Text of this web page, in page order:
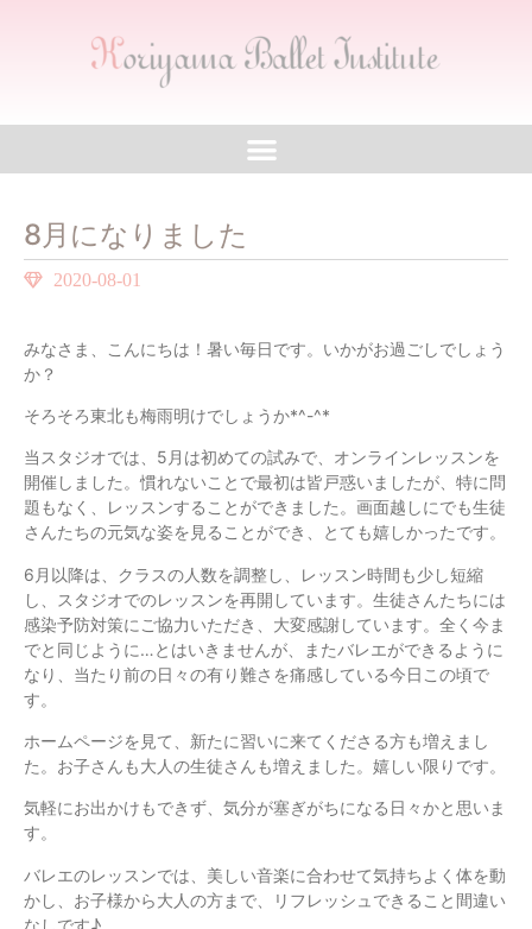
8月になりました
2020-08-01
みなさま、こんにちは！暑い毎日です。いかがお過ごしでしょう
か？
そろそろ東北も梅雨明けでしょうか*^-^*
当スタジオでは、5月は初めての試みで、オンラインレッスンを
開催しました。慣れないことで最初は皆戸惑いましたが、特に問
題もなく、レッスンすることができました。画面越しにでも生徒
さんたちの元気な姿を見ることができ、とても嬉しかったです。
6月以降は、クラスの人数を調整し、レッスン時間も少し短縮
し、スタジオでのレッスンを再開しています。生徒さんたちには
感染予防対策にご協力いただき、大変感謝しています。全く今ま
でと同じように…とはいきませんが、またバレエができるように
なり、当たり前の日々の有り難さを痛感している今日この頃で
す。
ホームページを見て、新たに習いに来てくださる方も増えまし
た。お子さんも大人の生徒さんも増えました。嬉しい限りです。
気軽にお出かけもできず、気分が塞ぎがちになる日々かと思いま
す。
バレエのレッスンでは、美しい音楽に合わせて気持ちよく体を動
かし、お子様から大人の方まで、リフレッシュできること間違い
なしです♪